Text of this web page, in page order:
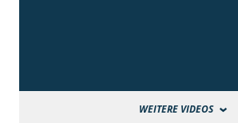
WEITERE VIDEOS